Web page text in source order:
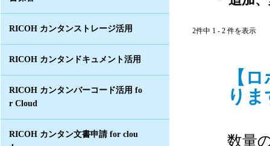
RICOH カンタンストレージ活用
RICOH カンタンドキュメント活用
RICOH カンタンバーコード活用 fo
r Cloud
RICOH カンタン文書申請 for clou
2件中 1 - 2 件を表示
【
り
数量